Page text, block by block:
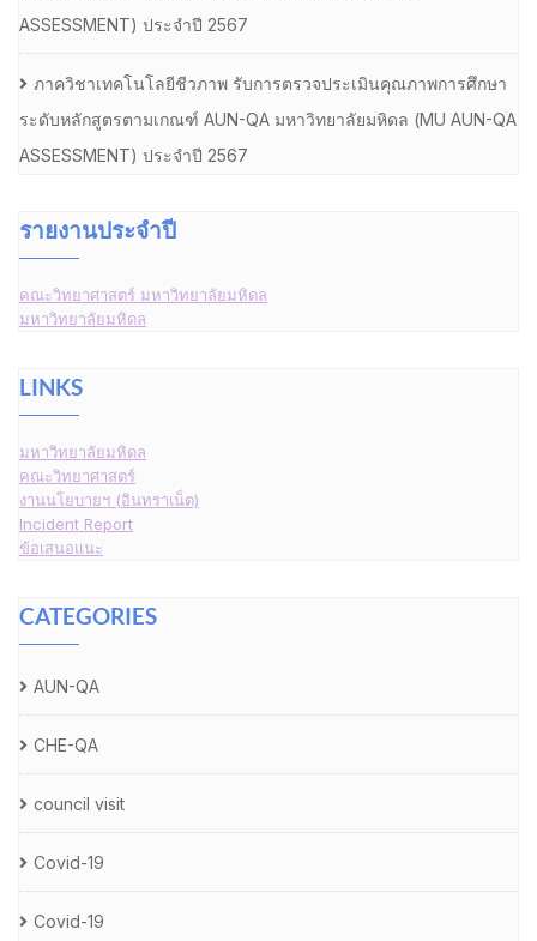
ASSESSMENT) ประจำปี 2567
ภาควิชาเทคโนโลยีชีวภาพ รับการตรวจประเมินคุณภาพการศึกษา
ระดับหลักสูตรตามเกณฑ์ AUN-QA มหาวิทยาลัยมหิดล (MU AUN-QA
ASSESSMENT) ประจำปี 2567
รายงานประจำปี
คณะวิทยาศาสตร์ มหาวิทยาลัยมหิดล
มหาวิทยาลัยมหิดล
LINKS
มหาวิทยาลัยมหิดล
คณะวิทยาศาสตร์
งานนโยบายฯ (อินทราเน็ต)
Incident Report
ข้อเสนอแนะ
CATEGORIES
AUN-QA
CHE-QA
council visit
Covid-19
Covid-19